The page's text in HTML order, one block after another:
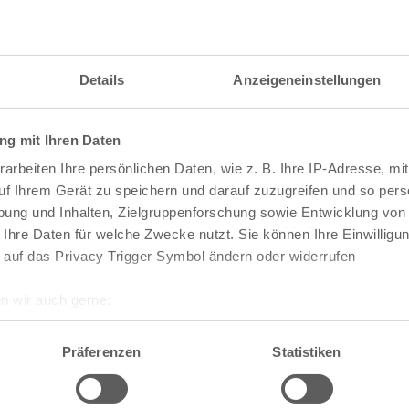
Details Anzeigeneinstellungen
mit Ihren Daten
Ihre persönlichen Daten, wie z. B. Ihre IP-Adresse,
Ihrem Gerät zu speichern und darauf zuzugreifen und so
und Inhalten, Zielgruppenforschung sowie Entwicklung
Daten für welche Zwecke nutzt. Sie können Ihre
das Privacy Trigger Symbol ändern oder widerrufen
geografische Lage erfassen, welche bis auf einige Meter
Scannen nach bestimmten Merkmalen (Fingerprinting)
Ihre persönlichen Daten verarbeitet werden, und legen Sie
Präferenzen Statistiken
Darstellung des RVR-Kartenwerks
mit vielen weiteren Details wie z.B.